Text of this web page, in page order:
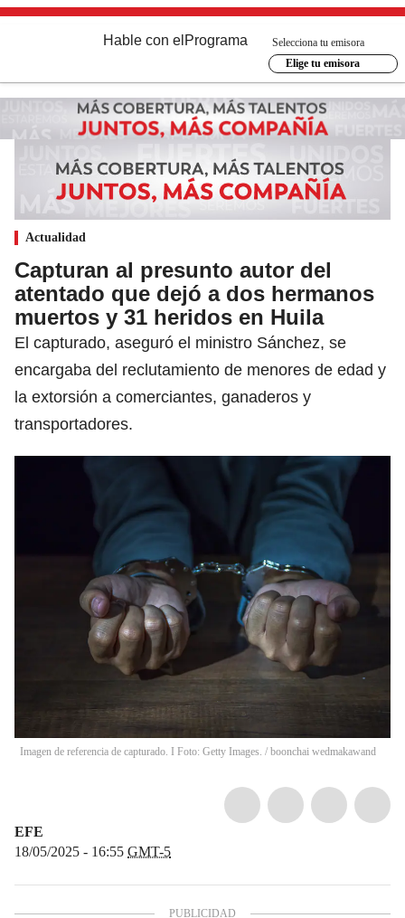
Hable con el Programa
Selecciona tu emisora
Elige tu emisora
Actualidad
Capturan al presunto autor del
atentado que dejó a dos hermanos
muertos y 31 heridos en Huila
El capturado, aseguró el ministro Sánchez, se
encargaba del reclutamiento de menores de edad y
la extorsión a comerciantes, ganaderos y
transportadores.
Imagen de referencia de capturado. I Foto: Getty Images. / boonchai wedmakawand
EFE
18/05/2025 - 16:55 GMT-5